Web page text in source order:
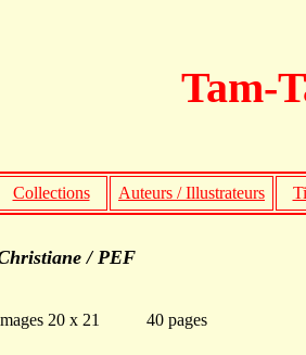
Tam-
Collections Auteurs / Illustrateurs
/ PEF
20 x 21 40 pages